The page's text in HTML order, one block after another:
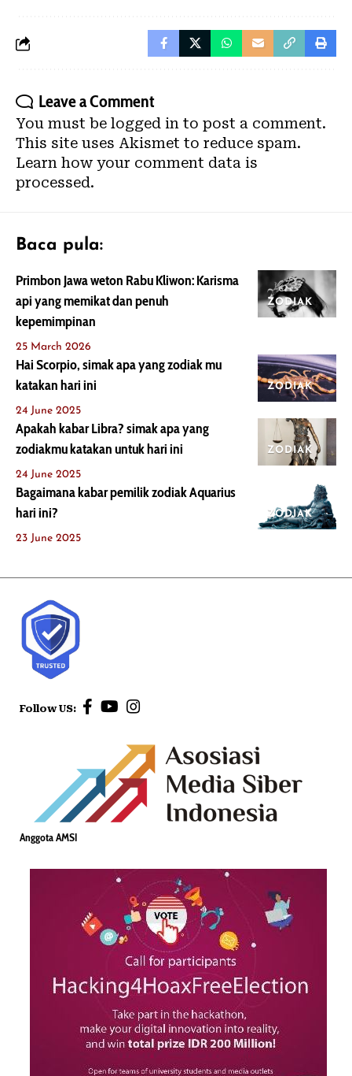
Leave a Comment
You must be logged in to post a comment.
This site uses Akismet to reduce spam.
Learn how your comment data is
processed.
Baca pula:
ZODIAK
Primbon Jawa weton Rabu Kliwon: Karisma
api yang memikat dan penuh
kepemimpinan
25 March 2026
ZODIAK
Hai Scorpio, simak apa yang zodiak mu
katakan hari ini
24 June 2025
ZODIAK
Apakah kabar Libra? simak apa yang
zodiakmu katakan untuk hari ini
24 June 2025
ZODIAK
Bagaimana kabar pemilik zodiak Aquarius
hari ini?
23 June 2025
Follow US:
Anggota AMSI